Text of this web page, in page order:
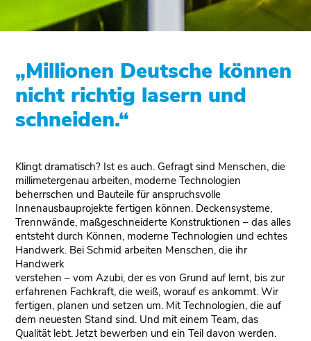
„Millionen Deutsche können
nicht richtig lasern und
schneiden.“
Klingt dramatisch? Ist es auch. Gefragt sind Menschen, die
millimetergenau arbeiten, moderne Technologien
beherrschen und Bauteile für anspruchsvolle
Innenausbauprojekte fertigen können. Deckensysteme,
Trennwände, maßgeschneiderte Konstruktionen – das alles
entsteht durch Können, moderne Technologien und echtes
Handwerk. Bei Schmid arbeiten Menschen, die ihr
Handwerk
verstehen – vom Azubi, der es von Grund auf lernt, bis zur
erfahrenen Fachkraft, die weiß, worauf es ankommt. Wir
fertigen, planen und setzen um. Mit Technologien, die auf
dem neuesten Stand sind. Und mit einem Team, das
Qualität lebt. Jetzt bewerben und ein Teil davon werden.